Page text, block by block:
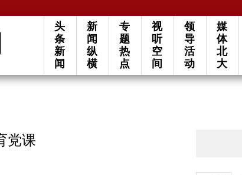
头
条
新
闻
新
闻
纵
横
专
题
热
点
视
听
空
间
领
导
活
动
媒
体
北
大
党课